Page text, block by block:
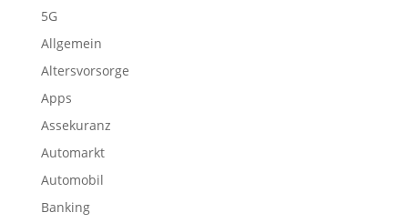
5G
Allgemein
Altersvorsorge
Apps
Assekuranz
Automarkt
Automobil
Banking